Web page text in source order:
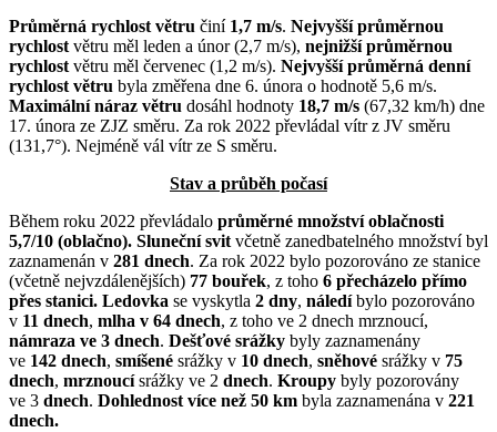
Průměrná rychlost větru činí 1,7 m/s. Nejvyšší průměrnou
rychlost větru měl leden a únor (2,7 m/s), nejnižší průměrnou
rychlost větru měl červenec (1,2 m/s). Nejvyšší průměrná denní
rychlost větru byla změřena dne 6. února o hodnotě 5,6 m/s.
Maximální náraz větru dosáhl hodnoty 18,7 m/s (67,32 km/h) dne
17. února ze ZJZ směru. Za rok 2022 převládal vítr z JV směru
(131,7°). Nejméně vál vítr ze S směru.
Stav a průběh počasí
Během roku 2022 převládalo průměrné množství oblačnosti
5,7/10 (oblačno). Sluneční svit včetně zanedbatelného množství byl
zaznamenán v 281 dnech. Za rok 2022 bylo pozorováno ze stanice
(včetně nejvzdálenějších) 77 bouřek, z toho 6 přecházelo přímo
přes stanici. Ledovka se vyskytla 2 dny, náledíbylo pozorováno
v 11 dnech, mlha v 64 dnech, z toho ve 2 dnech mrznoucí,
námraza ve 3 dnech. Dešťové srážky byly zaznamenány
ve 142 dnech, smíšené srážky v 10 dnech, sněhové srážky v 75
dnech, mrznoucísrážky ve 2 dnech. Kroupy byly pozorovány
ve 3 dnech. Dohlednost více než 50 km byla zaznamenána v 221
dnech.